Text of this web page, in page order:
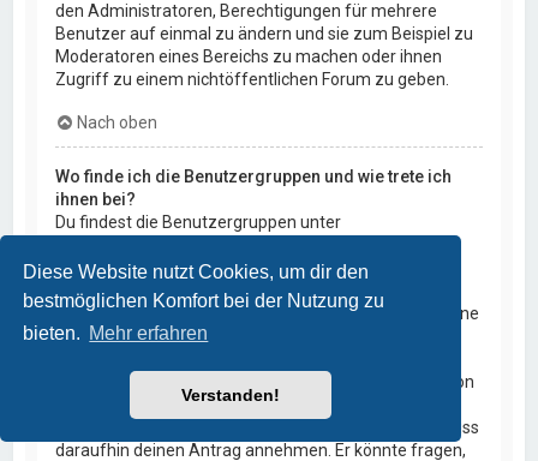
Diese Website nutzt Cookies, um dir den
bestmöglichen Komfort bei der Nutzung zu
bieten. Mehr erfahren
Verstanden!
den Administratoren, Berechtigungen für mehrere
Benutzer auf einmal zu ändern und sie zum Beispiel zu
Moderatoren eines Bereichs zu machen oder ihnen
Zugriff zu einem nichtöffentlichen Forum zu geben.
Nach oben
Wo finde ich die Benutzergruppen und wie trete ich
ihnen bei?
Du findest die Benutzergruppen unter
einer beitreten möchtest, kannst du dies mit der
entsprechenden Schaltfläche machen. Nicht alle
Gruppen sind allgemein offen. Einige erfordern erst eine
Freischaltung, andere können geschlossen sein und
kannst du ihr einfach durch die entsprechende Funktion
beitreten; verlangt die Gruppe eine Freischaltung, so
kannst du dich für sie bewerben. Ein Gruppenleiter muss
daraufhin deinen Antrag annehmen. Er könnte fragen,